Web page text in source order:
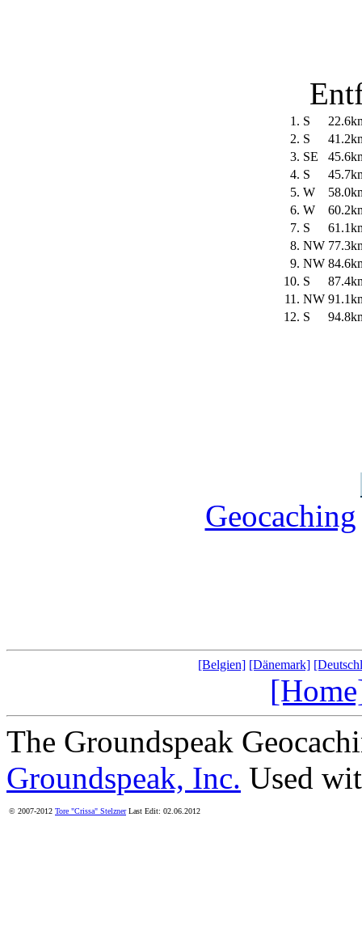
1. S
2. S
3. SE
4. S
5. W
6. W
7. S
8. NW
9. NW
10. S
11. NW
12. S
Geocaching
[Belgien] [Dänemark]
The Groundspeak
Groundspeak, Inc. Used
© 2007-2012 Tore "Crissa" StelznerLast Edit: 02.06.2012